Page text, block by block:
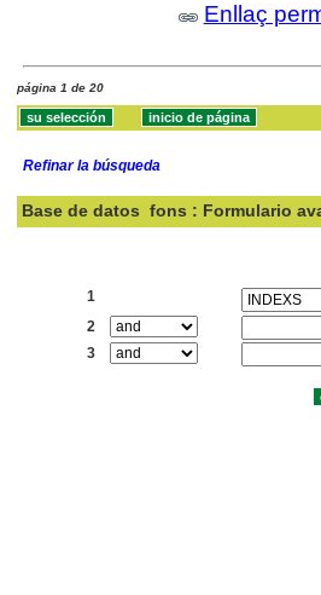
Enllaç
página 1 de 20
Refinar la búsqueda
Base de datos fons : Formulario
1
2
3